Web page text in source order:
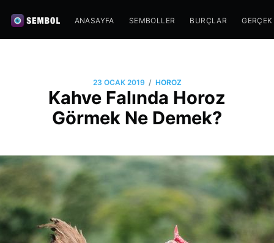
ANASAYFA SEMBOLLER BURÇLAR
23 OCAK 2019 / HOROZ
Kahve Falında Horoz
Görmek Ne Demek?